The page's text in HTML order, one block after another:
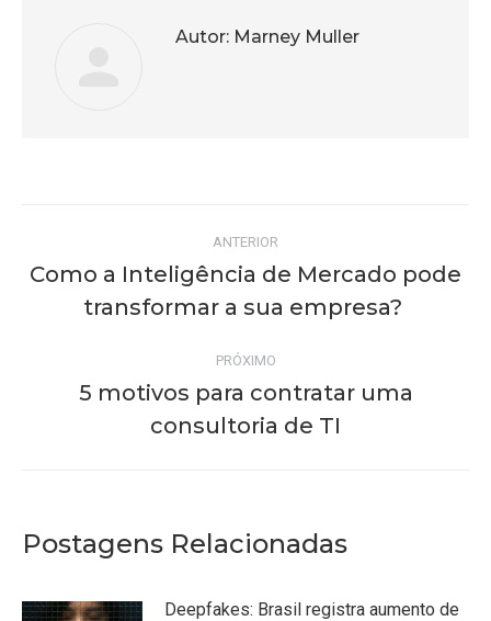
Autor: Marney Muller
Navegação
de
post:
ANTERIOR
anterior:
Como a Inteligência de Mercado pode
transformar a sua empresa?
PRÓXIMO
post:
5 motivos para contratar uma
consultoria de TI
Postagens Relacionadas
Deepfakes: Brasil registra aumento de